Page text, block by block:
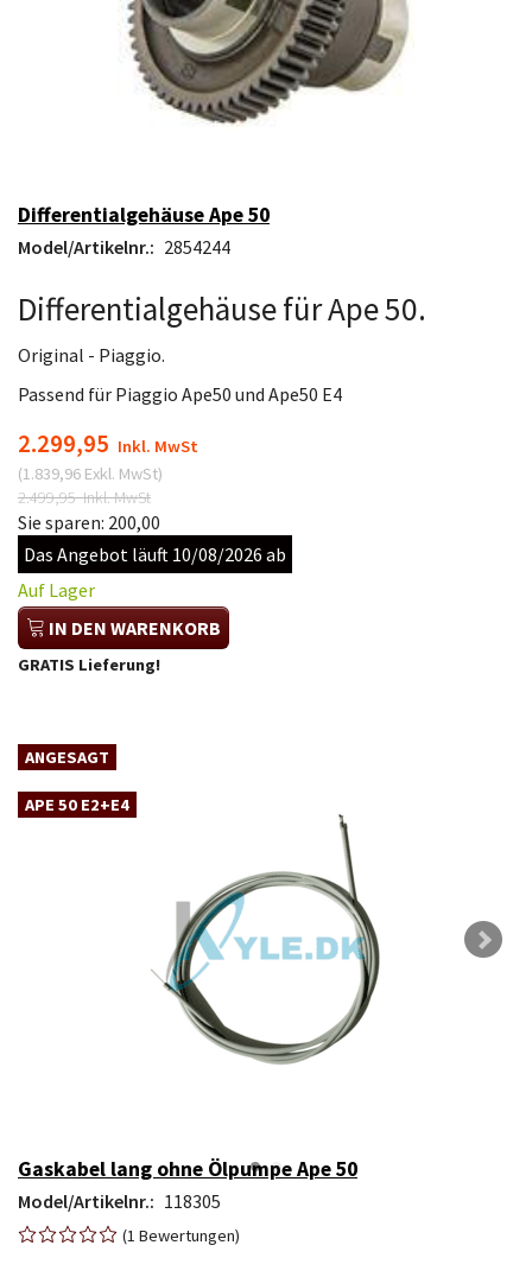
Differentialgehäuse Ape 50
Model/Artikelnr.: 2854244
Differentialgehäuse für Ape 50.
Original - Piaggio.
Passend für Piaggio Ape50 und Ape50 E4
2.299,95 Inkl. MwSt
(1.839,96 Exkl. MwSt)
2.499,95Inkl. MwSt
Sie sparen: 200,00
Das Angebot läuft 10/08/2026 ab
Auf Lager
IN DEN WARENKORB
GRATIS Lieferung!
ANGESAGT
APE 50 E2+E4
Gaskabel lang ohne Ölpumpe Ape 50
Model/Artikelnr.: 118305
1 Bewertungen